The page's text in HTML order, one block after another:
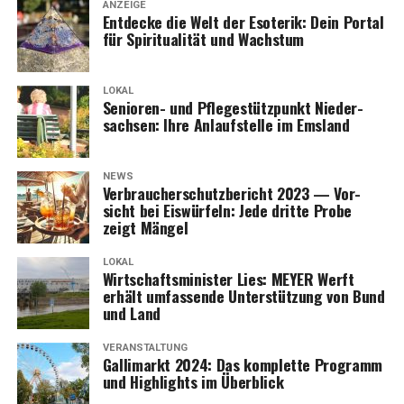
Anzeige
ANZEIGE
Ent­de­cke die Welt der Eso­te­rik: Dein Por­tal
für Spi­ri­tua­li­tät und Wachstum
LOKAL
Senio­ren- und Pfle­ge­stütz­punkt Nie­der­
sach­sen: Ihre Anlauf­stel­le im Emsland
NEWS
Ver­brau­cher­schutz­be­richt 2023 — Vor­
sicht bei Eis­wür­feln: Jede drit­te Pro­be
zeigt Mängel
LOKAL
Wirt­schafts­mi­nis­ter Lies: MEYER Werft
erhält umfas­sen­de Unter­stüt­zung von Bund
und Land
VERANSTALTUNG
Gal­li­markt 2024: Das kom­plet­te Pro­gramm
und High­lights im Überblick